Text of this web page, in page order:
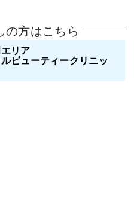
の方はこちら
リア
ビューティークリニッ